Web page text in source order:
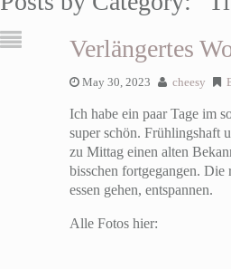
Verlängertes
May 30, 2023 cheesy
Ich habe ein paar Tage im
super schön. Frühlingshaft
zu Mittag einen alten
bisschen fortgegangen.
essen gehen, entspannen.
Alle Fotos hier: